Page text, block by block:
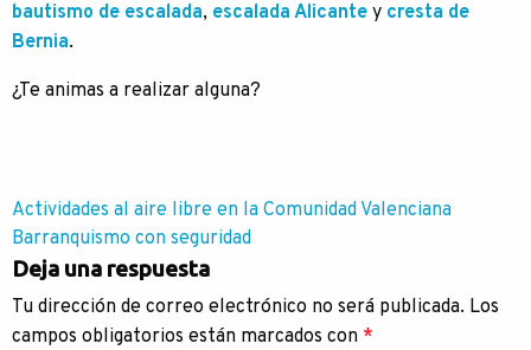
bautismo de escalada, escalada Alicante y cresta de
Bernia.
¿Te animas a realizar alguna?
Navegación
de
entradas
Actividades al aire libre en la Comunidad Valenciana
Barranquismo con seguridad
Deja una respuesta
Tu dirección de correo electrónico no será publicada. Los
campos obligatorios están marcados con *